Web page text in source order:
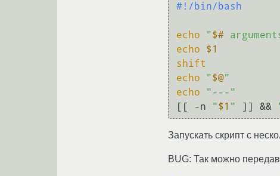
#!/bin/bash
echo "$#
echo
$1
shift
echo
"$@"
echo
"---"
[[ -n
"$1 " ]] &&
Запускать скрипт с
BUG: Так можно